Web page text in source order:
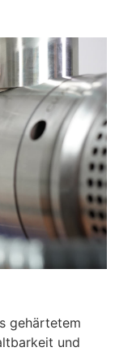
gehärtetem
und